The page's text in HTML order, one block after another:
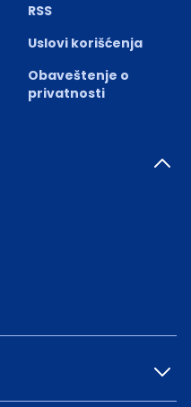
RSS
Uslovi korišćenja
Obaveštenje o
privatnosti